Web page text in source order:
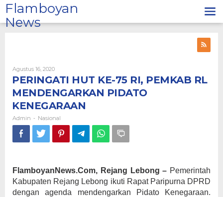
Lewati
ke
konten
Flamboyan
News
Agustus 16, 2020Oleh
Admin
PERINGATI HUT KE-75 RI, PEMKAB RL
MENDENGARKAN PIDATO
KENEGARAAN
Admin - Nasional
FlamboyanNews.Com, Rejang Lebong – Pemerintah
Kabupaten Rejang Lebong ikuti Rapat Paripurna DPRD
dengan agenda mendengarkan Pidato Kenegaraan.